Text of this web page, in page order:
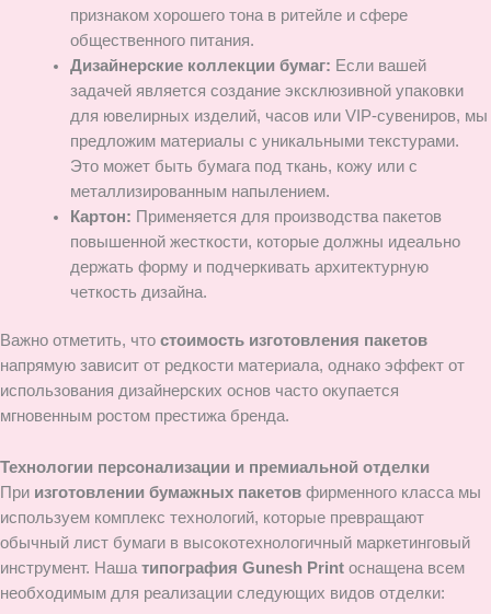
признаком хорошего тона в ритейле и сфере
общественного питания.
Дизайнерские коллекции бумаг: Если вашей
задачей является создание эксклюзивной упаковки
для ювелирных изделий, часов или VIP-сувениров, мы
предложим материалы с уникальными текстурами.
Это может быть бумага под ткань, кожу или с
металлизированным напылением.
Картон: Применяется для производства пакетов
повышенной жесткости, которые должны идеально
держать форму и подчеркивать архитектурную
четкость дизайна.
Важно отметить, что стоимость изготовления пакетов
напрямую зависит от редкости материала, однако эффект от
использования дизайнерских основ часто окупается
мгновенным ростом престижа бренда.
Технологии персонализации и премиальной отделки
При изготовлении бумажных пакетов фирменного класса мы
используем комплекс технологий, которые превращают
обычный лист бумаги в высокотехнологичный маркетинговый
инструмент. Наша типография Gunesh Print оснащена всем
необходимым для реализации следующих видов отделки: